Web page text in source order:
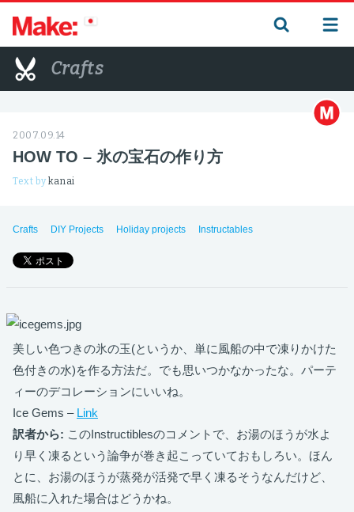
Crafts
2007.09.14
HOW TO – 氷の宝石の作り方
Text bykanai
Crafts DIY Projects Holiday projects Instructables
美しい色つきの氷の玉(というか、単に風船の中で凍りかけた
色付きの水)を作る方法だ。でも思いつかなかったな。パーテ
ィーのデコレーションにいいね。
Ice Gems – Link
訳者から: このInstructiblesのコメントで、お湯のほうが水よ
り早く凍るという論争が巻き起こっていておもしろい。ほん
とに、お湯のほうが蒸発が活発で早く凍るそうなんだけど、
風船に入れた場合はどうかね。